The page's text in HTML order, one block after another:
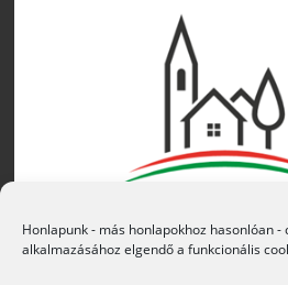
Honlapunk - más honlapokhoz hasonlóan
alkalmazásához elgendő a funkcionális